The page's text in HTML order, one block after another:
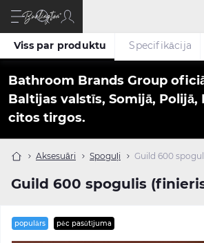
Bathroom Brands Group
Baltijas valstīs, Somijā, Polijā,
citos tirgos.
Aksesuāri Spoguļi Guild 600
Guild 600 spogulis
Viss par produktu Specifikācija
populārs pēc pasūtījuma